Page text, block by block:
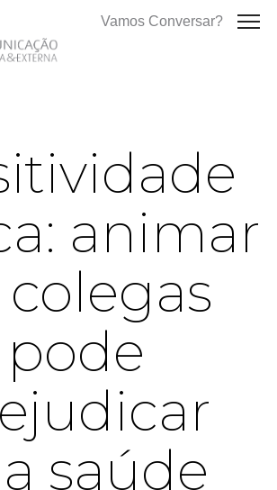
Vamos Conversar?
animar
colegas
pode
saúde